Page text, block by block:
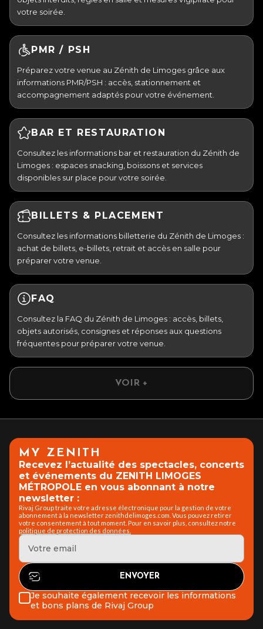
votre soirée.
PMR / PSH
Préparez votre venue au Zénith de Limoges grâce aux
informations PMR/PSH : accès, stationnement et
accompagnement adaptés pour votre événement.
BAR ET RESTAURATION
Consultez les informations bar et restauration du Zénith de
Limoges : espaces snacking, boissons et services
disponibles sur place pour votre soirée.
BILLETS & PLACEMENT
Consultez les informations billetterie du Zénith de Limoges :
achat de billets, e-billets, retrait et accès en salle pour
préparer votre venue.
FAQ
Consultez la FAQ du Zénith de Limoges : accès, billets,
objets autorisés, consignes et réponses aux questions
fréquentes pour préparer votre venue.
VOIR +
MY ZENITH
Recevez l’actualité des spectacles, concerts
et événements du ZENITH LIMOGES
MÉTROPOLE en vous abonnant à notre
newsletter :
Rivaj Group traite votre adresse électronique pour la gestion de votre
abonnement à la newsletter zenithdelimoges.com. Vous pouvez retirer
votre consentement à tout moment. Pour en savoir plus, consultez notre
politique de protection des données.
Je souhaite également recevoir les informations
et bons plans de Rivaj Group